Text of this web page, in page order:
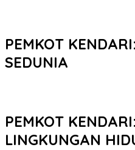
PEMKOT
SEDUNIA
PEMKOT
LINGKUNGAN